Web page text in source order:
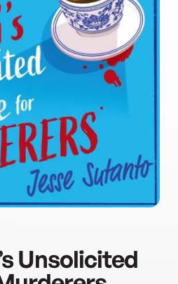
Unsolicited